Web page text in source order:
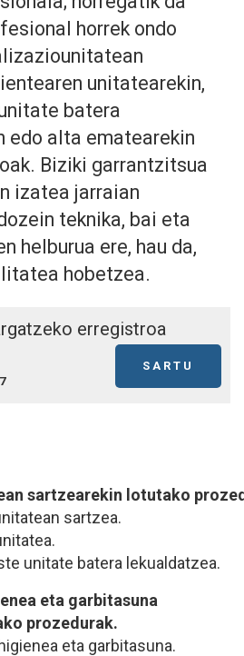
horrek ondo
unitatearekin,
batera
edo alta ematearekin
Biziki garrantzitsua
izatea jarraian
teknika, bai eta
helburua ere, hau da,
hobetzea.
erregistroa
SARTU
sartzearekin lotutako
sartzea.
unitate batera lekualdatzea.
eta garbitasuna
prozedurak.
eta garbitasuna.